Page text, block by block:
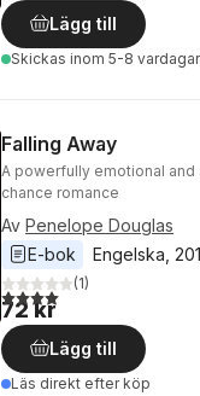
Lägg till
Skickas inom 5-8 vardagar
Falling Away
A powerfully emotional
chance romance
Av Penelope Douglas
E-bok
Engelska
4,0utav 5 stjärnor. Totalt
(1)
72 kr
Lägg till
Läs direkt efter köp